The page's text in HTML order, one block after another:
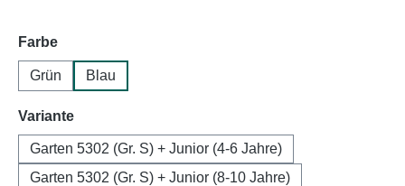
Farbeauswählen
Grün Blau
Varianteauswählen
Garten 5302 (Gr. S) + Junior (4-6 Jahre)
Garten 5302 (Gr. S) + Junior (8-10 Jahre)